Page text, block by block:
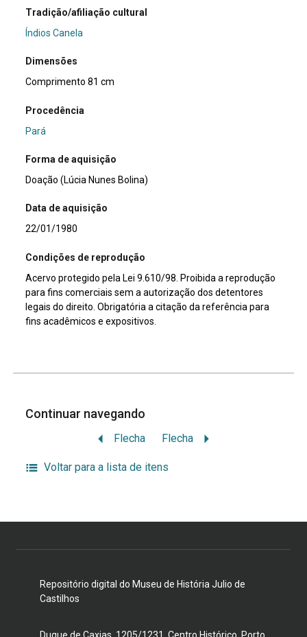
Tradição/afiliação cultural
Índios Canela
Dimensões
Comprimento 81 cm
Procedência
Pará
Forma de aquisição
Doação (Lúcia Nunes Bolina)
Data de aquisição
22/01/1980
Condições de reprodução
Acervo protegido pela Lei 9.610/98. Proibida a reprodução
para fins comerciais sem a autorização dos detentores
legais do direito. Obrigatória a citação da referência para
fins acadêmicos e expositivos.
Continuar navegando
Flecha Flecha
Voltar para a lista de itens
Repositório digital do Museu de História Julio de
Castilhos